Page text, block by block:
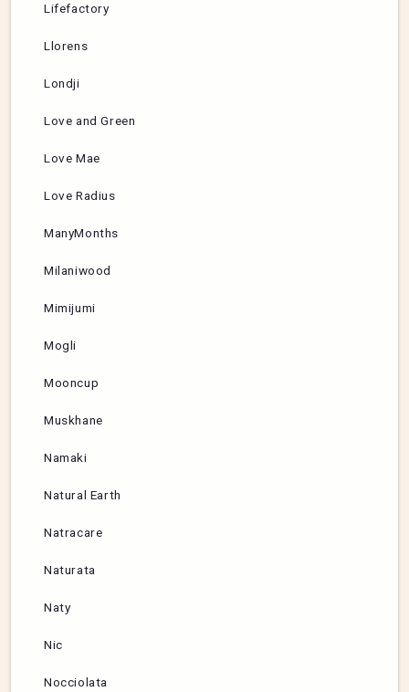
Lifefactory
Llorens
Londji
Love and Green
Love Mae
Love Radius
ManyMonths
Milaniwood
Mimijumi
Mogli
Mooncup
Muskhane
Namaki
Natural Earth
Natracare
Naturata
Naty
Nic
Nocciolata